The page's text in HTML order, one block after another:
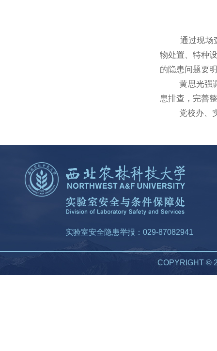
通过现场查
物处置、特种
的隐患问题要
黄思光强调
患排查，完善
党校办、实
实验室安全隐患举报：029-87082941
COPYRIGHT ©